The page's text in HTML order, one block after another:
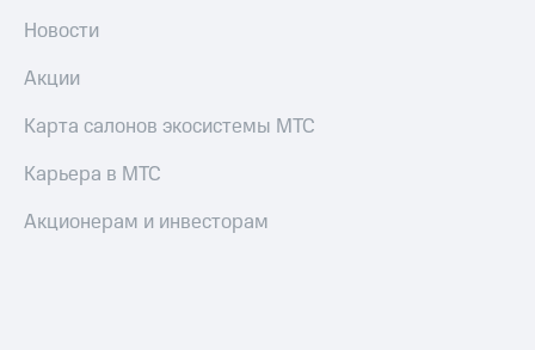
Новости
Акции
Карта салонов экосистемы МТС
Карьера в МТС
Акционерам и инвесторам